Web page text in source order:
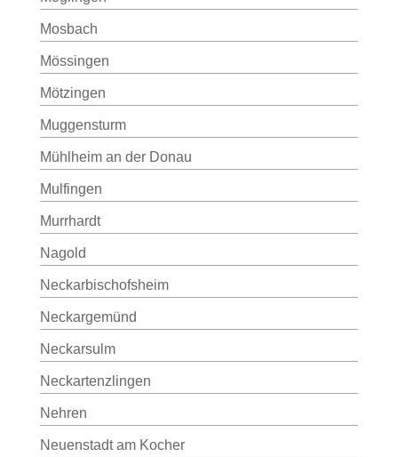
Mosbach
Mössingen
Mötzingen
Muggensturm
Mühlheim an der Donau
Mulfingen
Murrhardt
Nagold
Neckarbischofsheim
Neckargemünd
Neckarsulm
Neckartenzlingen
Nehren
Neuenstadt am Kocher